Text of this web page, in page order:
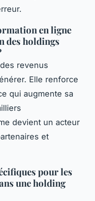
en ligne
des holdings
revenus
Elle renforce
qui augmente sa
devient un acteur
et
pour les
une holding